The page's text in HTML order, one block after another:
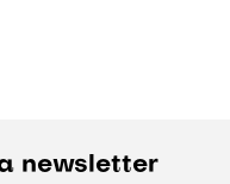
newsletter